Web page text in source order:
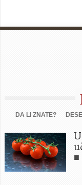
DA LI ZNATE?
■